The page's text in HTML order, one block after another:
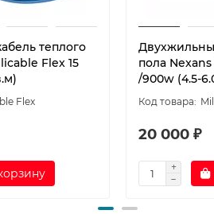
теплого
Flex 15
Flex
пола
/900w (4.5-
20 000 ₽